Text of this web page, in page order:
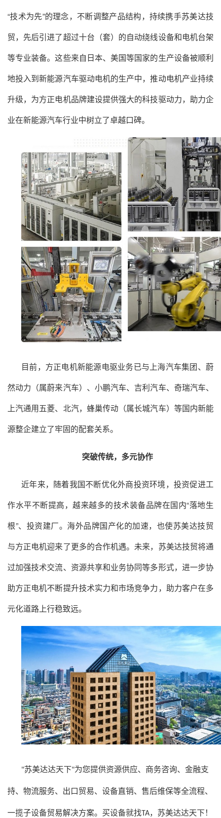
“技术为先”的理念，不断调整产品结构，持续携手苏美达技
贸，先后引进了超过十台（套）的自动绕线设备和电机台架
等专业装备。这些来自日本、美国等国家的生产设备被顺利
地投入到新能源汽车驱动电机的生产中，推动电机产业持续
升级，为方正电机品牌建设提供强大的科技驱动力，助力企
业在新能源汽车行业中树立了卓越口碑。
目前，方正电机新能源电驱业务已与上海汽车集团、蔚
然动力（属蔚来汽车）、小鹏汽车、吉利汽车、奇瑞汽车、
上汽通用五菱、北汽，蜂巢传动（属长城汽车）等国内新能
源整企建立了牢固的配套关系。
突破传统，多元协作
近年来，随着我国不断优化外商投资环境，投资促进工
作水平不断提高，越来越多的技术装备品牌在国内“落地生
根”、投资建厂。海外品牌国产化的加速，也使苏美达技贸
与方正电机迎来了更多的合作机遇。未来，苏美达技贸将通
过加强技术交流、资源共享和业务协同等多形式，进一步协
助方正电机不断提升技术实力和市场竞争力，助力客户在多
元化道路上行稳致远。
"苏美达达天下"为您提供资源供应、商务咨询、金融支
持、物流服务、出口贸易、设备直销、售后维保等全流程、
一揽子设备贸易解决方案。买设备就找TA， 苏美达达天下！